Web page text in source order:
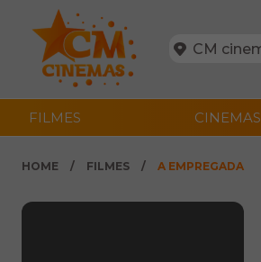
FILMES CINEMAS
HOME FILMES A EMPREGADA